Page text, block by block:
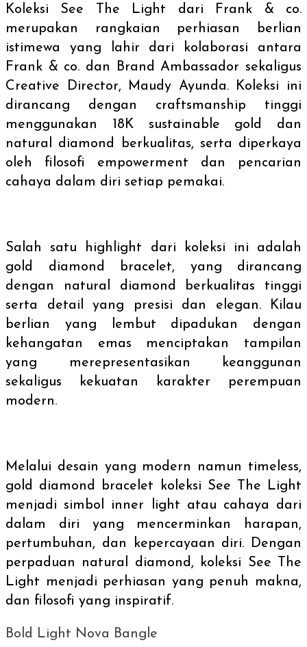
Koleksi See The Light dari Frank & co.
merupakan rangkaian perhiasan berlian
istimewa yang lahir dari kolaborasi antara
Frank & co. dan Brand Ambassador sekaligus
Creative Director, Maudy Ayunda. Koleksi ini
dirancang dengan craftsmanship tinggi
menggunakan 18K sustainable gold
dan
natural diamond berkualitas, serta diperkaya
oleh filosofi empowerment dan pencarian
cahaya dalam diri setiap pemakai.
Salah satu highlight dari koleksi ini adalah
gold diamond bracelet, yang dirancang
dengan
natural diamond
berkualitas tinggi
serta detail yang presisi dan elegan. Kilau
berlian yang lembut dipadukan dengan
kehangatan emas menciptakan tampilan
yang merepresentasikan keanggunan
sekaligus kekuatan karakter perempuan
modern.
Melalui desain yang modern namun timeless,
gold diamond bracelet koleksi See The Light
menjadi simbol inner light atau cahaya dari
dalam diri yang mencerminkan harapan,
pertumbuhan, dan kepercayaan diri. Dengan
perpaduan natural diamond,koleksi See The
Light menjadi perhiasan yang penuh makna,
dan filosofi yang inspiratif.
Bold Light Nova Bangle